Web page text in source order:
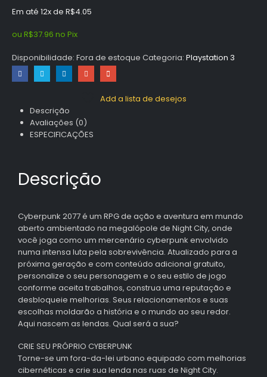
original
R$129.96.
atual
R$39.96.
Em até 12x de R$4.05
ou R$37.96 no Pix
Disponibilidade: Fora de estoque Categoria: Playstation 3
Add a lista de desejos
Descrição
Avaliações (0)
ESPECIFICAÇÕES
Descrição
Cyberpunk 2077 é um RPG de ação e aventura em mundo
aberto ambientado na megalópole de Night City, onde
você joga como um mercenário cyberpunk envolvido
numa intensa luta pela sobrevivência. Atualizado para a
próxima geração e com conteúdo adicional gratuito,
personalize o seu personagem e o seu estilo de jogo
conforme aceita trabalhos, construa uma reputação e
desbloqueie melhorias. Seus relacionamentos e suas
escolhas moldarão a história e o mundo ao seu redor.
Aqui nascem as lendas. Qual será a sua?
CRIE SEU PRÓPRIO CYBERPUNK
Torne-se um fora-da-lei urbano equipado com melhorias
cibernéticas e crie sua lenda nas ruas de Night City.